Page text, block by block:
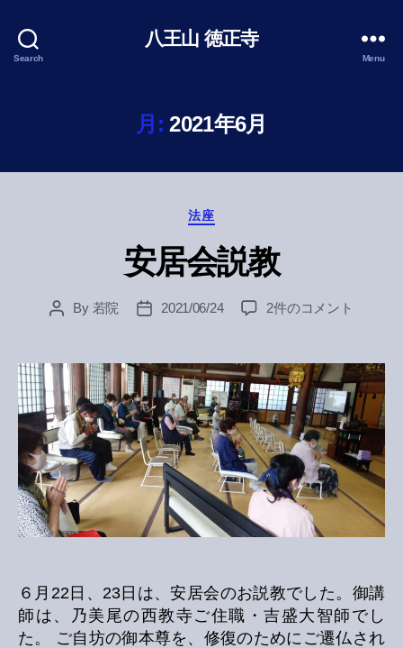
Search
八王山 徳正寺
Menu
月: 2021年6月
Categories
法座
安居会説教
PostBy 若院
Post2021/06/24
安
説
教
へ
の
2件のコメント
６月22日、23日は、安居会のお説教でした。御講
師は、乃美尾の西教寺ご住職・吉盛大智師でし
た。 ご自坊の御本尊を、修復のためにご遷仏され